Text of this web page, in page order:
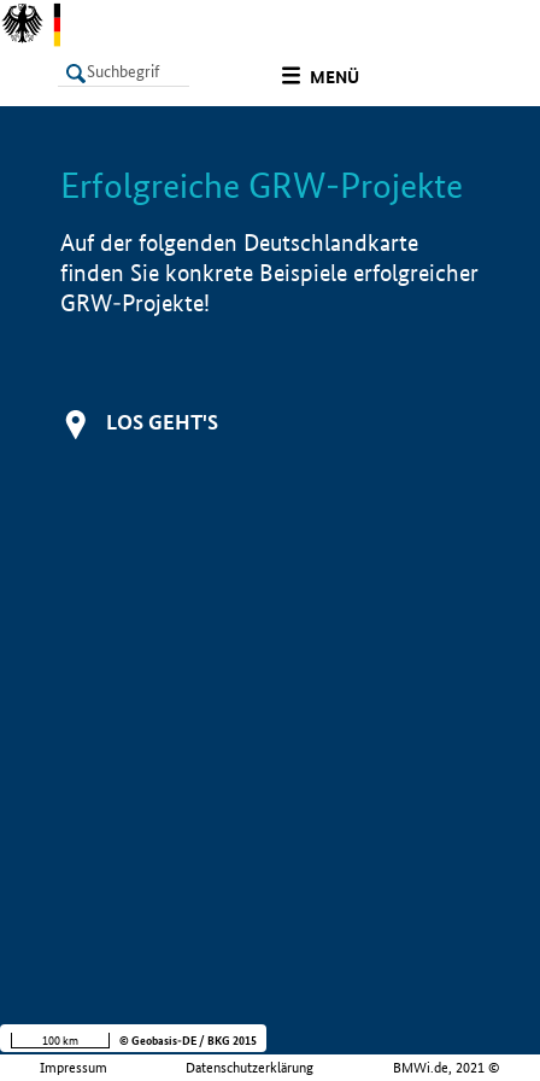
MENÜ
LISTE Info
Erfolgreiche GRW-Projekte
Auf der folgenden Deutschlandkarte
finden Sie konkrete Beispiele erfolgreicher
GRW-Projekte!
LOS GEHT'S
Impressum Datenschutzerklärung BMWi.de, 2021 ©
100 km © Geobasis-DE / BKG 2015